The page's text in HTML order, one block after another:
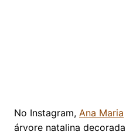
No Instagram, Ana Maria
árvore natalina